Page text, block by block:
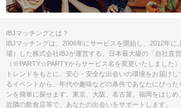
IBJマッチングとは？
IBJマッチングは、2006年にサービスを開始し、2012年に
場）した株式会社IBJが運営する、日本最大級の「自社直
（※PARTY☆PARTYからサービス名を変更いたしました
トレンドをもとに、安心・安全な出会いの環境をお届け
るイベントから、年代や趣味などの条件であなたにぴった
ンを簡単に探せます。東京、大阪、名古屋、福岡をはじ
近隣の飲食店等で、あなたの出会いをサポートします。